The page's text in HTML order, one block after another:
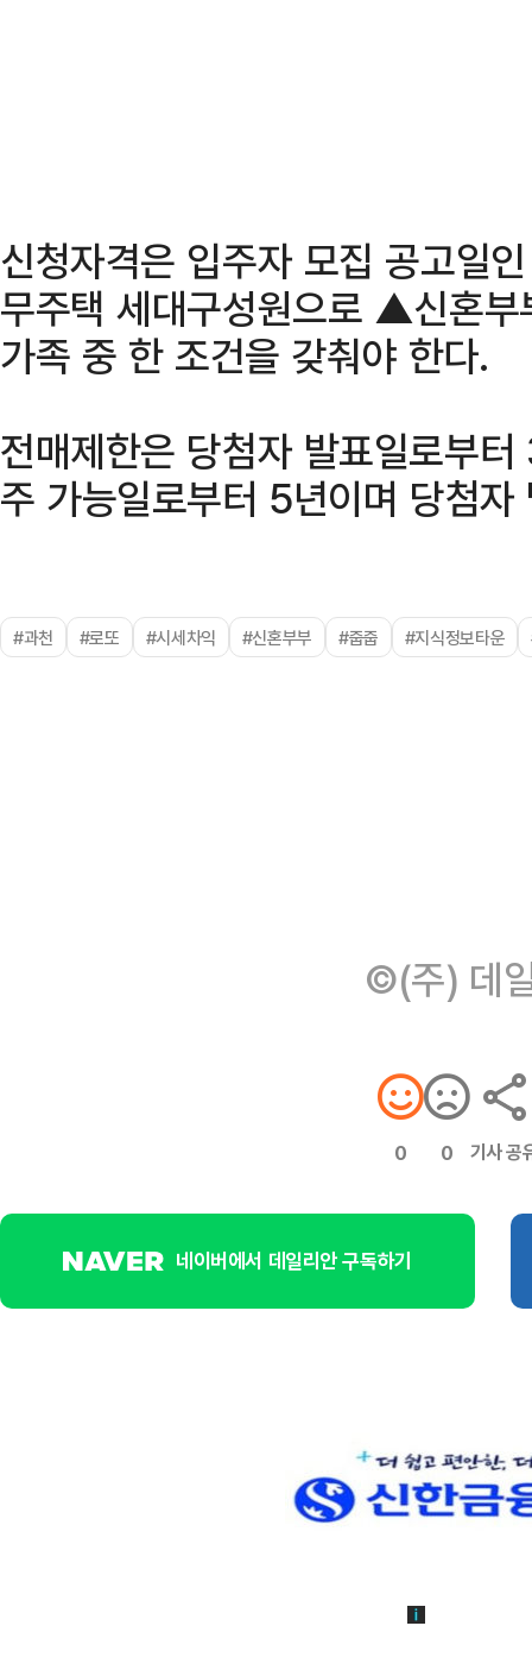
신청자격은 입주자 모집 공고일
무주택 세대구성원으로 ▲신혼
가족 중 한 조건을 갖춰야 한다.
전매제한은 당첨자 발표일로부
주 가능일로부터 5년이며 당첨
#과천 #로또 #시세차익 #신혼부부 #줍줍 #지식정보타운
©(주) 데
0 0 기사 공
네이버에서 데일리안 구독하기